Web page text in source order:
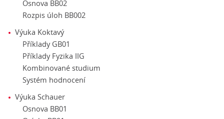
Osnova BB02
Rozpis úloh BB002
Výuka Koktavý
Příklady GB01
Příklady Fyzika IIG
Kombinované studium
Systém hodnocení
Výuka Schauer
Osnova BB01